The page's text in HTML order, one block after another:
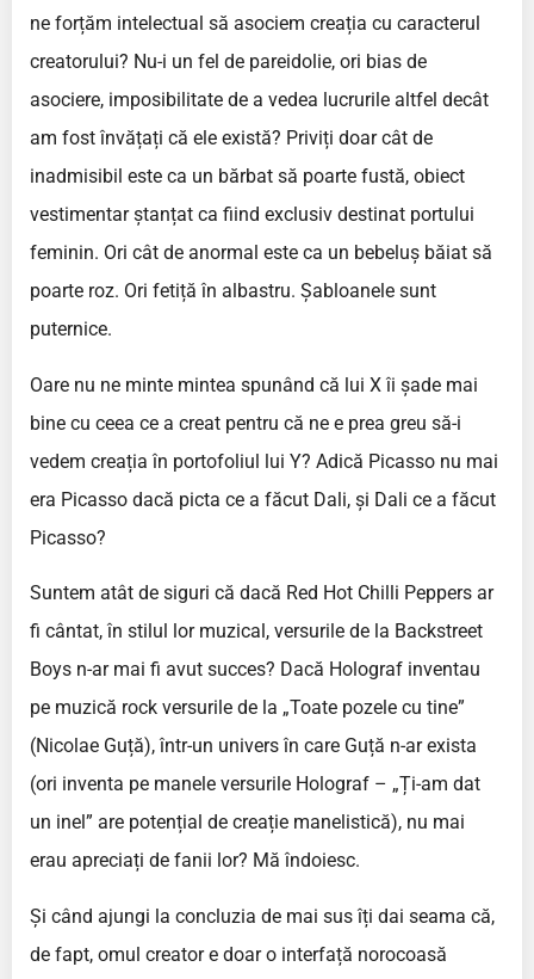
ne forțăm intelectual să asociem creația cu caracterul
creatorului? Nu-i un fel de pareidolie, ori bias de
asociere, imposibilitate de a vedea lucrurile altfel decât
am fost învățați că ele există? Priviți doar cât de
inadmisibil este ca un bărbat să poarte fustă, obiect
vestimentar ștanțat ca fiind exclusiv destinat portului
feminin. Ori cât de anormal este ca un bebeluș băiat să
poarte roz. Ori fetiță în albastru. Șabloanele sunt
puternice.
Oare nu ne minte mintea spunând că lui X îi șade mai
bine cu ceea ce a creat pentru că ne e prea greu să-i
vedem creația în portofoliul lui Y? Adică Picasso nu mai
era Picasso dacă picta ce a făcut Dali, și Dali ce a făcut
Picasso?
Suntem atât de siguri că dacă Red Hot Chilli Peppers ar
fi cântat, în stilul lor muzical, versurile de la Backstreet
Boys n-ar mai fi avut succes? Dacă Holograf inventau
pe muzică rock versurile de la „Toate pozele cu tine”
(Nicolae Guță), într-un univers în care Guță n-ar exista
(ori inventa pe manele versurile Holograf – „Ți-am dat
un inel” are potențial de creație manelistică), nu mai
erau apreciați de fanii lor? Mă îndoiesc.
Și când ajungi la concluzia de mai sus îți dai seama că,
de fapt, omul creator e doar o interfață norocoasă